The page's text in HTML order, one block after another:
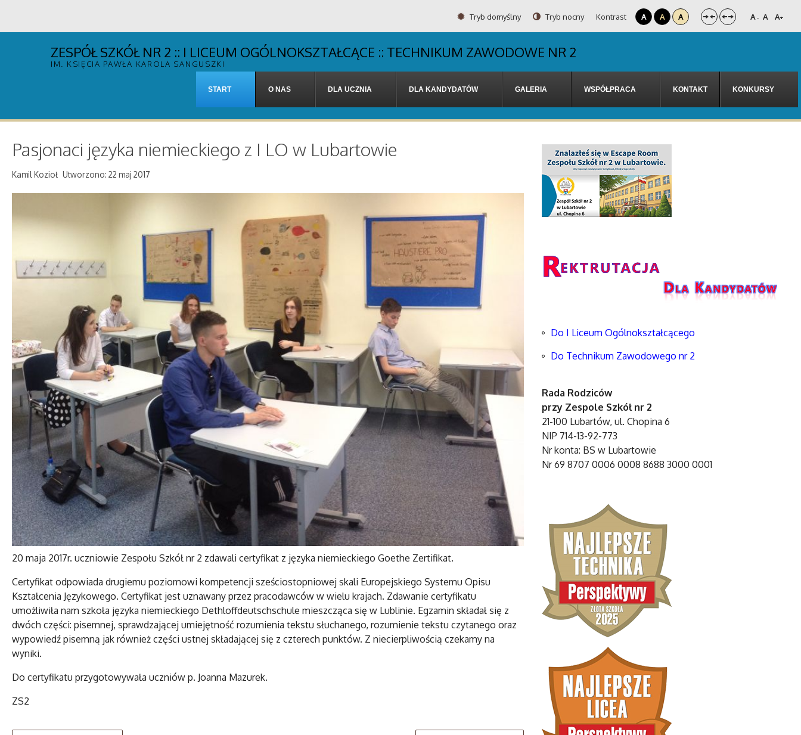
Tryb domyślny Tryb nocny Kontrast A A A A- A A+
ZESPÓŁ SZKÓŁ NR 2 :: I LICEUM OGÓLNOKSZTAŁCĄCE :: TECHNIKUM ZAWODOWE NR 2
IM. KSIĘCIA PAWŁA KAROLA SANGUSZKI
START O NAS DLA UCZNIA DLA KANDYDATÓW GALERIA WSPÓŁPRACA KONTAKT KONKURSY
Pasjonaci języka niemieckiego z I LO w Lubartowie
Kamil Kozioł Utworzono: 22 maj 2017
20 maja 2017r. uczniowie Zespołu Szkół nr 2 zdawali certyfikat z języka niemieckiego Goethe Zertifikat.
Certyfikat odpowiada drugiemu poziomowi kompetencji sześciostopniowej skali Europejskiego Systemu Opisu
Kształcenia Językowego. Certyfikat jest uznawany przez pracodawców w wielu krajach. Zdawanie certyfikatu
umożliwiła nam szkoła języka niemieckiego Dethloffdeutschschule mieszcząca się w Lublinie. Egzamin składał się z
dwóch części: pisemnej, sprawdzającej umiejętność rozumienia tekstu słuchanego, rozumienie tekstu czytanego oraz
wypowiedź pisemną jak również części ustnej składającej się z czterech punktów. Z niecierpliwością czekamy na
wyniki.
Do certyfikatu przygotowywała uczniów p. Joanna Mazurek.
ZS2
Do I Liceum Ogólnokształcącego
Do Technikum Zawodowego nr 2
Rada Rodziców
przy Zespole Szkół nr 2
21-100 Lubartów, ul. Chopina 6
NIP 714-13-92-773
Nr konta: BS w Lubartowie
Nr 69 8707 0006 0008 8688 3000 0001